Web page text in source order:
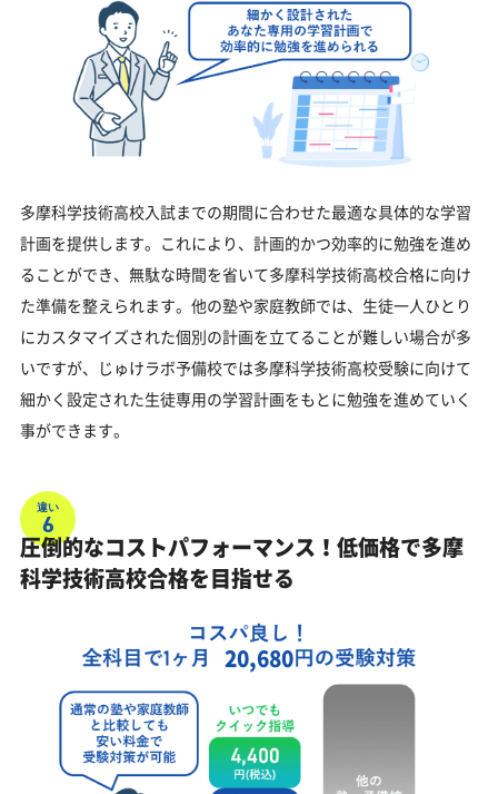
多摩科学技術高校入試までの期間に合わせた最適な具体的な学習
計画を提供します。これにより、計画的かつ効率的に勉強を進め
ることができ、無駄な時間を省いて多摩科学技術高校合格に向け
た準備を整えられます。他の塾や家庭教師では、生徒一人ひとり
にカスタマイズされた個別の計画を立てることが難しい場合が多
いですが、じゅけラボ予備校では多摩科学技術高校受験に向けて
細かく設定された生徒専用の学習計画をもとに勉強を進めていく
事ができます。
違い
6
圧倒的なコストパフォーマンス！低価格で多摩
科学技術高校合格を目指せる
20,680